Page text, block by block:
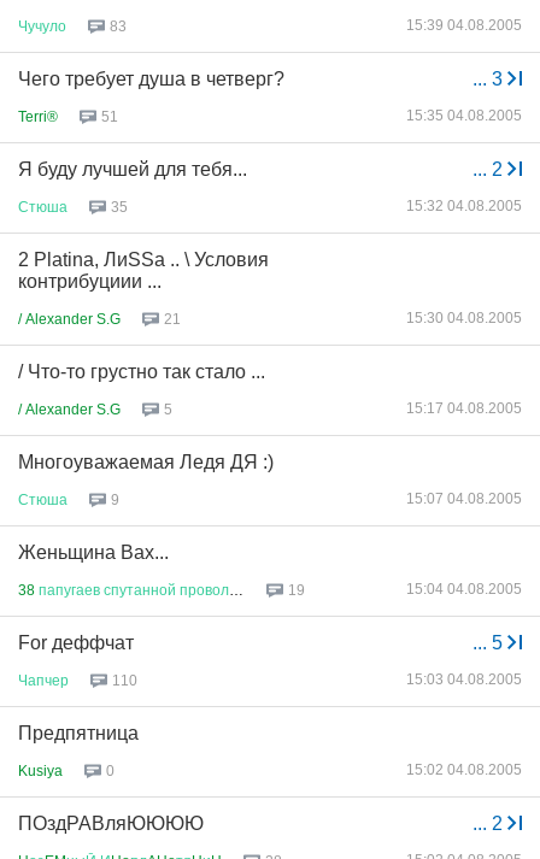
Чучуло 83 15:39 04.08.2005
... 3
Чего требует душа в четверг?
Terri® 51 15:35 04.08.2005
... 2
Я буду лучшей для тебя...
Стюша 35 15:32 04.08.2005
2 Platina, ЛиSSа .. \ Условия
контрибуциии ...
/ Alexander S.G 21 15:30 04.08.2005
/ Что-то грустно так стало ...
/ Alexander S.G 5 15:17 04.08.2005
Многоуважаемая Ледя ДЯ :)
Стюша 9 15:07 04.08.2005
Женьщина Вах...
38 папугаев спутанной проволок 19 15:04 04.08.2005
... 5
For деффчат
Чапчер 110 15:03 04.08.2005
Предпятница
Kusiya 0 15:02 04.08.2005
... 2
ПОздРАВляЮЮЮЮ